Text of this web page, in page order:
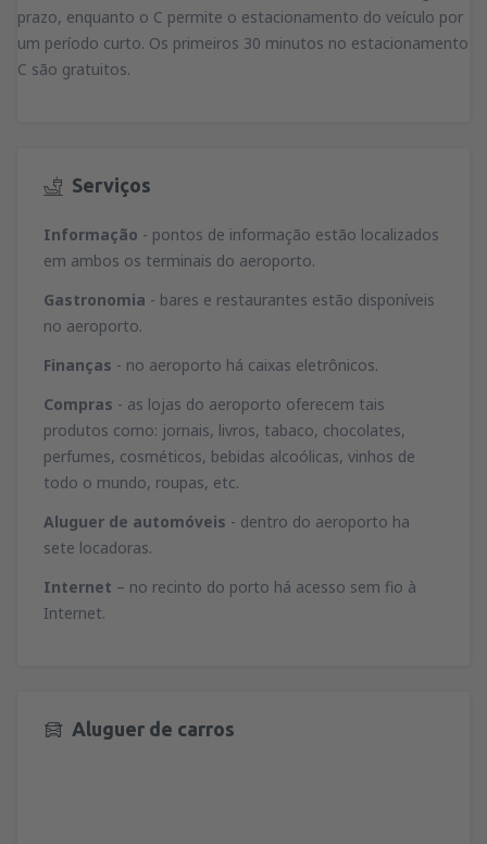
prazo, enquanto o C permite o estacionamento do veículo por
um período curto. Os primeiros 30 minutos no estacionamento
C são gratuitos.
Serviços
Informação - pontos de informação estão localizados
em ambos os terminais do aeroporto.
Gastronomia - bares e restaurantes estão disponíveis
no aeroporto.
Finanças - no aeroporto há caixas eletrônicos.
Compras - as lojas do aeroporto oferecem tais
produtos como: jornais, livros, tabaco, chocolates,
perfumes, cosméticos, bebidas alcoólicas, vinhos de
todo o mundo, roupas, etc.
Aluguer de automóveis - dentro do aeroporto ha
sete locadoras.
Internet – no recinto do porto há acesso sem fio à
Internet.
Aluguer de carros